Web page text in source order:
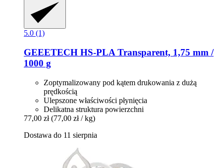
5.0 (1)
GEEETECH HS-​PLA Transparent, 1,75 mm /
1000 g
Zoptymalizowany pod kątem drukowania z dużą
prędkością
Ulepszone właściwości płynięcia
Delikatna struktura powierzchni
77,00 zł (77,00 zł / kg)
Dostawa do 11 sierpnia